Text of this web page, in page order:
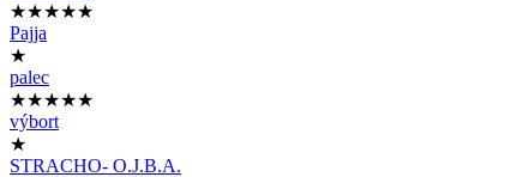
★★★★★
Pajja
★
palec
★★★★★
výbort
★
STRACHO- O.J.B.A.